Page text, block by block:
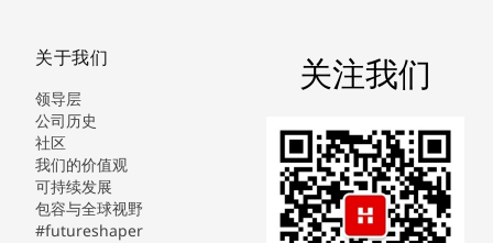
关于我们
领导层
公司历史
社区
我们的价值观
可持续发展
包容与全球视野
#futureshaper
关注我们